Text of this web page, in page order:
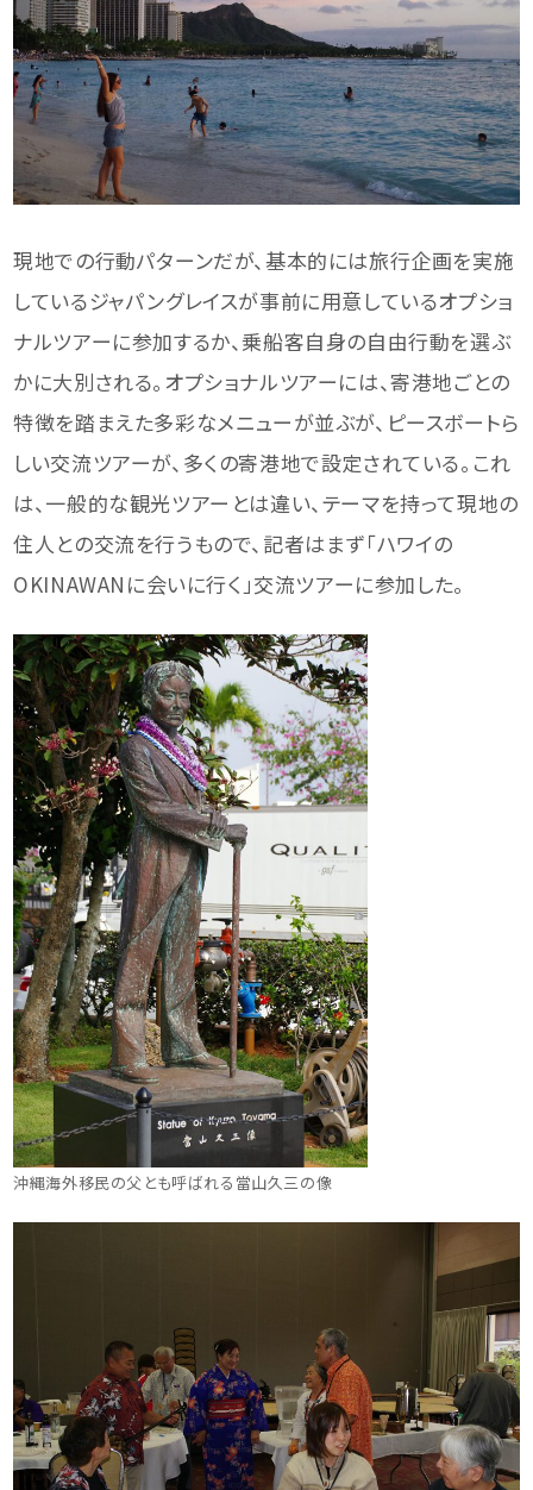
現地での行動パターンだが、基本的には旅行企画を実施
しているジャパングレイスが事前に用意しているオプショ
ナルツアーに参加するか、乗船客自身の自由行動を選ぶ
かに大別される。オプショナルツアーには、寄港地ごとの
特徴を踏まえた多彩なメニューが並ぶが、ピースボートら
しい交流ツアーが、多くの寄港地で設定されている。これ
は、一般的な観光ツアーとは違い、テーマを持って現地の
住人との交流を行うもので、記者はまず「ハワイの
OKINAWANに会いに行く」交流ツアーに参加した。
沖縄海外移民の父とも呼ばれる當山久三の像